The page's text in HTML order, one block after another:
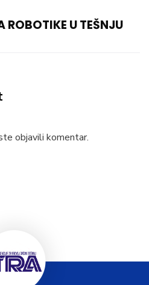
ROBOTIKE U TEŠNJU
objavili komentar.